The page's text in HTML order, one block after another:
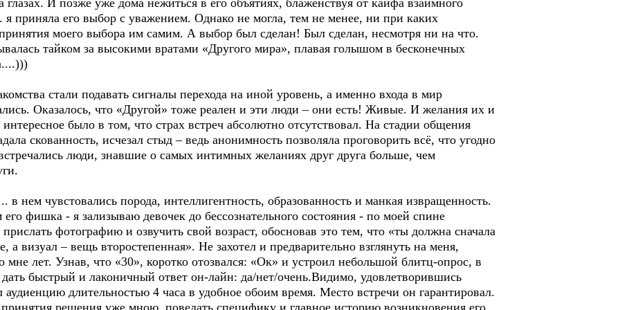
И позже уже дома нежиться в его объятиях, блаженствуя от кайфа взаимного
приняла его выбор с уважением. Однако не могла, тем не менее, ни при каких
принятия моего выбора им самим. А выбор был сделан! Был сделан, несмотря ни на что.
тайком за высокими вратами «Другого мира», плавая голышом в бесконечных
стали подавать сигналы перехода на иной уровень, а именно входа в мир
Оказалось, что «Другой» тоже реален и эти люди – они есть! Живые. И желания их и
было в том, что страх встреч абсолютно отсутствовал. На стадии общения
скованность, исчезал стыд – ведь анонимность позволяла проговорить всё, что угодно
люди, знавшие о самых интимных желаниях друг друга больше, чем
нем чувстовались порода, интеллигентность, образованность и манкая извращенность.
фишка - я зализываю девочек до бессознательного состояния - по моей спине
фотографию и озвучить свой возраст, обосновав это тем, что «ты должна сначала
а визуал – вещь второстепенная». Не захотел и предварительно взглянуть на меня,
мне лет. Узнав, что «30», коротко отозвался: «Ок» и устроил небольшой блитц-опрос, в
дать быстрый и лаконичный ответ он-лайн: да/нет/очень.Видимо, удовлетворившись
аудиенцию длительностью 4 часа в удобное обоим время. Место встречи он гарантировал.
решения уже мною, поведать специфику и главное историю возникновения его